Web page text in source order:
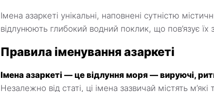
Імена азаркеті унікальні, наповнені сутністю
відлунюють глибокий водний поклик, що пов’язує їх
Правила іменування азаркеті
Імена азаркеті — це відлуння моря — вируючі,
Незалежно від статі, ці імена зазвичай містять